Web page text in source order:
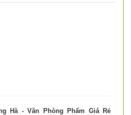
Hà - Văn Phòng Phẩm Giá Rẻ